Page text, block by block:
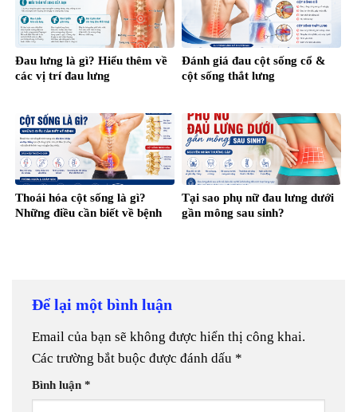
Đau lưng là gì? Hiểu thêm về
các vị trí đau lưng
Đánh giá đau cột sống cổ &
cột sống thắt lưng
Thoái hóa cột sống là gì?
Những điều cần biết về bệnh
Tại sao phụ nữ đau lưng dưới
gần mông sau sinh?
Để lại một bình luận
Email của bạn sẽ không được hiển thị công khai.
Các trường bắt buộc được đánh dấu *
Bình luận *